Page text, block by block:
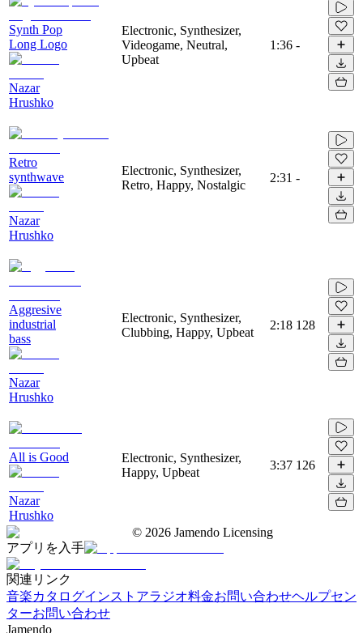
Synth Pop
Long Logo
Nazar
Hrushko
Electronic, Synthesizer,
Videogame, Neutral,
Upbeat
1:36 -
Retro
synthwave
Nazar
Hrushko
Electronic, Synthesizer,
Retro, Happy, Nostalgic
2:31 -
Aggresive
industrial
bass
Nazar
Hrushko
Electronic, Synthesizer,
Clubbing, Happy, Upbeat
2:18 128
All is Good
Nazar
Hrushko
Electronic, Synthesizer,
Happy, Upbeat
3:37 126
© 2026 Jamendo Licensing
アプリを入手
関連リンク
音楽カタログインストアラジオ料金お問い合わせヘルプセン
ターお問い合わせ
Jamendo